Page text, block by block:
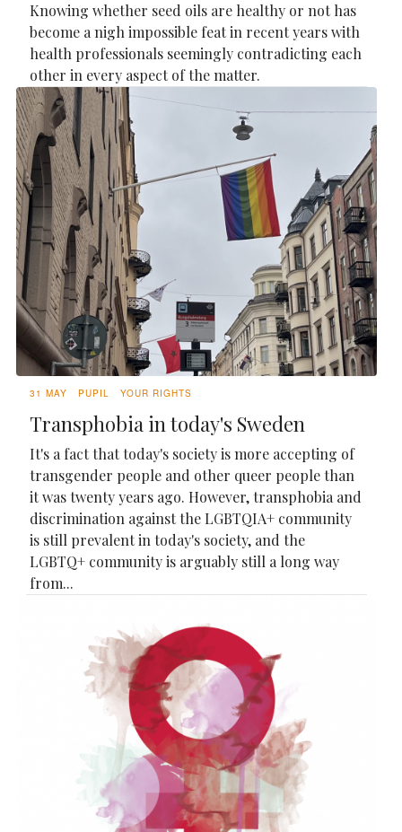
Knowing whether seed oils are healthy or not has
become a nigh impossible feat in recent years with
health professionals seemingly contradicting each
other in every aspect of the matter.
31 MAY PUPIL YOUR RIGHTS
Transphobia in today's Sweden
It's a fact that today's society is more accepting of
transgender people and other queer people than
it was twenty years ago. However, transphobia and
discrimination against the LGBTQIA+ community
is still prevalent in today's society, and the
LGBTQ+ community is arguably still a long way
from...